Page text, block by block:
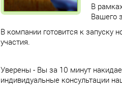
В
Вашего
В компании готовится к запуску
участия.
Уверены - Вы за 10 минут
индивидуальные консультации